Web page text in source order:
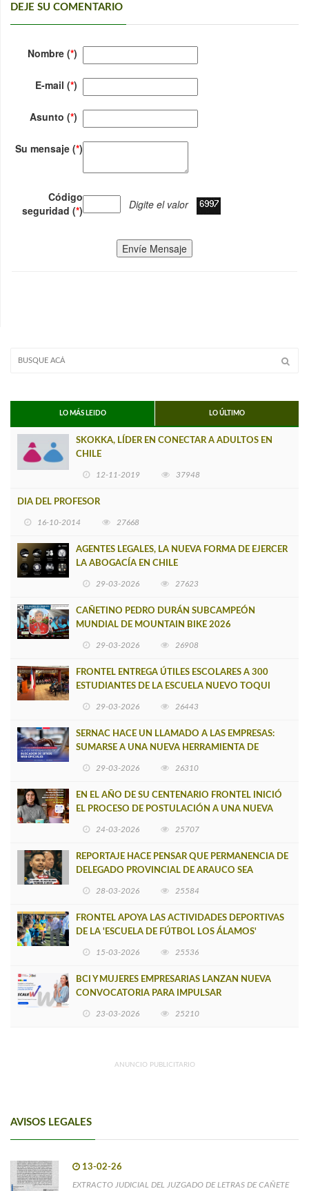
DEJE SU COMENTARIO
Nombre (*)
E-mail (*)
Asunto (*)
Su mensaje (*)
Código
seguridad (*) Digite el valor
Envíe Mensaje
LO MÁS LEIDO LO ÚLTIMO
SKOKKA, LÍDER EN CONECTAR A ADULTOS EN
CHILE
12-11-2019 37948
DIA DEL PROFESOR
16-10-2014 27668
AGENTES LEGALES, LA NUEVA FORMA DE EJERCER
LA ABOGACÍA EN CHILE
29-03-2026 27623
CAÑETINO PEDRO DURÁN SUBCAMPEÓN
MUNDIAL DE MOUNTAIN BIKE 2026
29-03-2026 26908
FRONTEL ENTREGA ÚTILES ESCOLARES A 300
ESTUDIANTES DE LA ESCUELA NUEVO TOQUI
29-03-2026 26443
SERNAC HACE UN LLAMADO A LAS EMPRESAS:
SUMARSE A UNA NUEVA HERRAMIENTA DE
29-03-2026 26310
EN EL AÑO DE SU CENTENARIO FRONTEL INICIÓ
EL PROCESO DE POSTULACIÓN A UNA NUEVA
24-03-2026 25707
REPORTAJE HACE PENSAR QUE PERMANENCIA DE
DELEGADO PROVINCIAL DE ARAUCO SEA
28-03-2026 25584
FRONTEL APOYA LAS ACTIVIDADES DEPORTIVAS
DE LA 'ESCUELA DE FÚTBOL LOS ÁLAMOS'
15-03-2026 25536
BCI Y MUJERES EMPRESARIAS LANZAN NUEVA
CONVOCATORIA PARA IMPULSAR
23-03-2026 25210
ANUNCIO PUBLICITARIO
AVISOS LEGALES
13-02-26
EXTRACTO JUDICIAL DEL JUZGADO DE LETRAS DE CAÑETE